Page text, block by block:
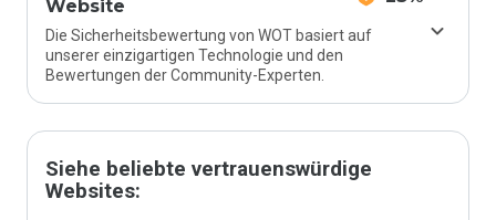
Website
Die Sicherheitsbewertung von WOT basiert auf
unserer einzigartigen Technologie und den
Bewertungen der Community-Experten.
Siehe beliebte vertrauenswürdige
Websites: